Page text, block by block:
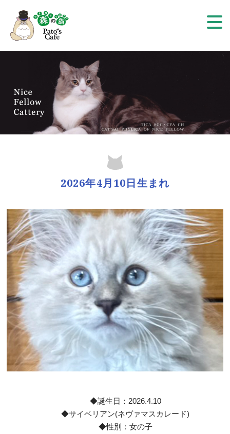
2026年4月10日生まれ
◆誕生日：2026.4.10
◆サイベリアン(ネヴァマスカレード)
◆性別：女の子